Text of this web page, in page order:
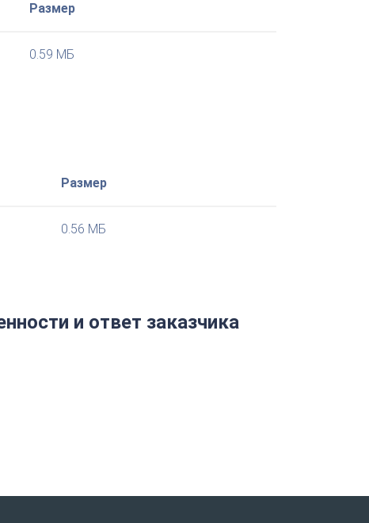
Размер
0.59 МБ
Размер
0.56 МБ
и ответ заказчика